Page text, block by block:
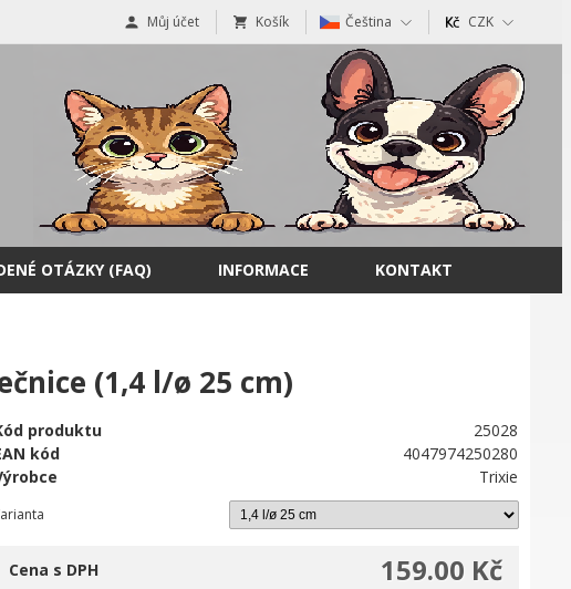
Můj účet Košík Čeština CZK
OTÁZKY (FAQ) INFORMACE KONTAKT
(1,4 l/ø 25 cm)
produktu
25028
kód
4047974250280
Trixie
159.00 Kč
Cena s DPH